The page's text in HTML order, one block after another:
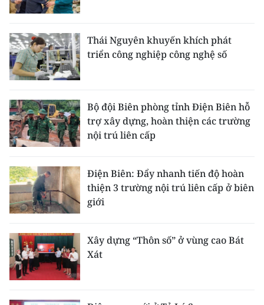
Thái Nguyên khuyến khích phát
triển công nghiệp công nghệ số
Bộ đội Biên phòng tỉnh Điện Biên hỗ
trợ xây dựng, hoàn thiện các trường
nội trú liên cấp
Điện Biên: Đẩy nhanh tiến độ hoàn
thiện 3 trường nội trú liên cấp ở biên
giới
Xây dựng “Thôn số” ở vùng cao Bát
Xát